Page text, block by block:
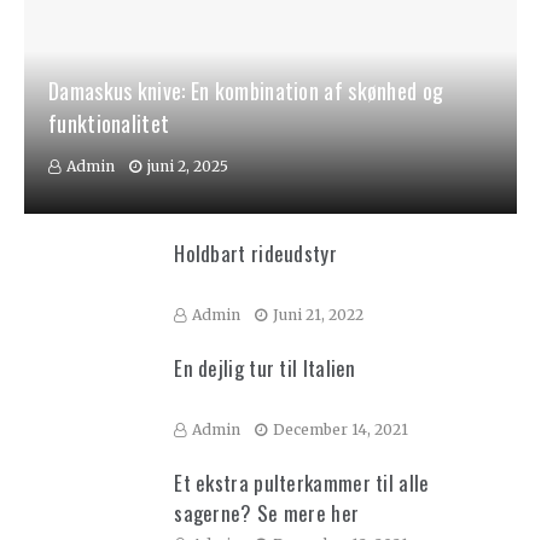
Damaskus knive: En kombination af skønhed og
funktionalitet
Admin juni 2, 2025
Holdbart rideudstyr
Admin Juni 21, 2022
En dejlig tur til Italien
Admin December 14, 2021
Et ekstra pulterkammer til alle
sagerne? Se mere her